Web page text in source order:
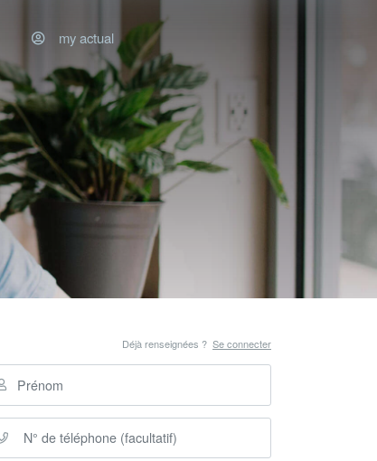
my actual
Déjà renseignées ? Se connecter